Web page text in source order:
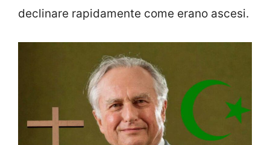
declinare rapidamente come erano ascesi.